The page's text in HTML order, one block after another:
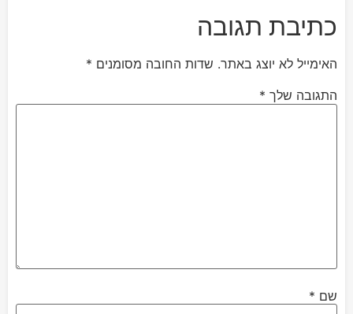
כתיבת תגובה
האימייל לא יוצג באתר. שדות החובה מסומנים *
התגובה שלך *
שם *